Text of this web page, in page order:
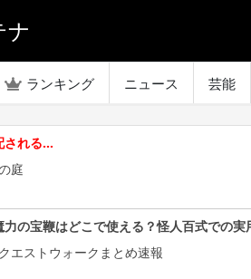
ナ
ランキング ニュース 芸能
される…
庭
力の宝鞭はどこで使える？怪人百式での
エストウォークまとめ速報